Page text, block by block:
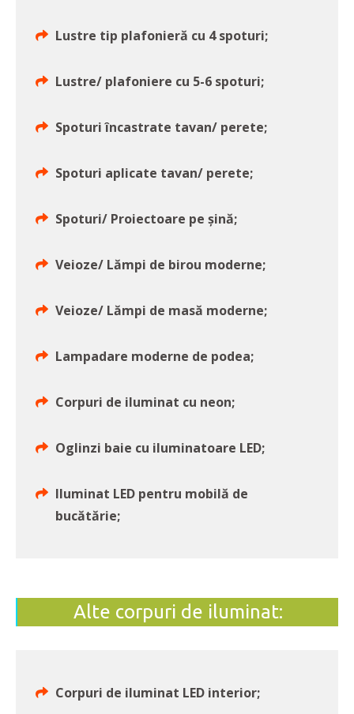
Lustre tip plafonieră cu 4 spoturi;
Lustre/ plafoniere cu 5-6 spoturi;
Spoturi încastrate tavan/ perete;
Spoturi aplicate tavan/ perete;
Spoturi/ Proiectoare pe șină;
Veioze/ Lămpi de birou moderne;
Veioze/ Lămpi de masă moderne;
Lampadare moderne de podea;
Corpuri de iluminat cu neon;
Oglinzi baie cu iluminatoare LED;
Iluminat LED pentru mobilă de
bucătărie;
Alte corpuri de iluminat:
Corpuri de iluminat LED interior;